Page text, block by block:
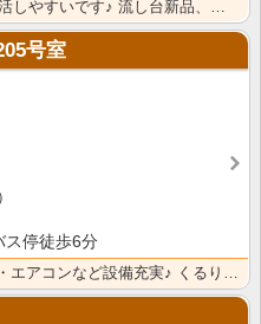
号室
ス停徒歩6分
リフォーム済のきれいな物件♪ 照明・エアコンなど設備充実♪ くるりんが見える好立地♪